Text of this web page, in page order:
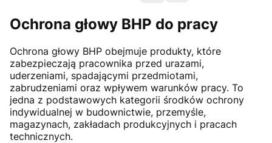
Ochrona głowy BHP do pracy
Ochrona głowy BHP obejmuje produkty, które
zabezpieczają pracownika przed urazami,
uderzeniami, spadającymi przedmiotami,
zabrudzeniami oraz wpływem warunków pracy. To
jedna z podstawowych kategorii środków ochrony
indywidualnej w budownictwie, przemyśle,
magazynach, zakładach produkcyjnych i pracach
technicznych.